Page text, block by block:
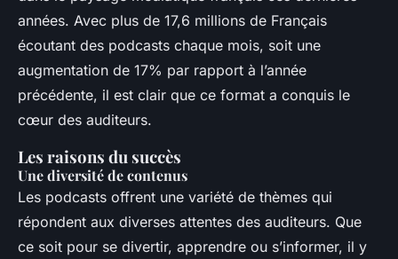
années. Avec plus de 17,6 millions de Français
écoutant des podcasts chaque mois, soit une
augmentation de 17% par rapport à l’année
précédente, il est clair que ce format a conquis le
cœur des auditeurs.
Les raisons du succès
Une diversité de contenus
Les podcasts offrent une variété de thèmes qui
répondent aux diverses attentes des auditeurs. Que
ce soit pour se divertir, apprendre ou s’informer, il y